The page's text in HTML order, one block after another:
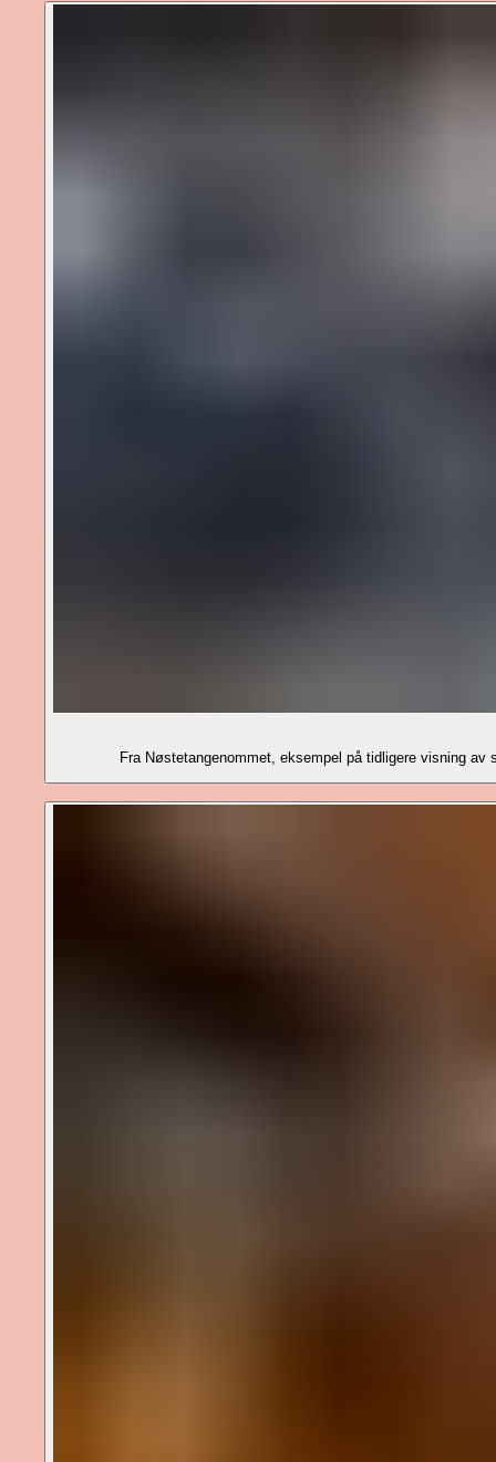
Fra Nøstetangenommet, eksempel på tidligere visning